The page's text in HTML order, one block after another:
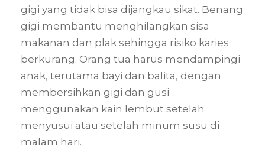
gigi yang tidak bisa dijangkau sikat. Benang
gigi membantu menghilangkan sisa
makanan dan plak sehingga risiko karies
berkurang. Orang tua harus mendampingi
anak, terutama bayi dan balita, dengan
membersihkan gigi dan gusi
menggunakan kain lembut setelah
menyusui atau setelah minum susu di
malam hari.